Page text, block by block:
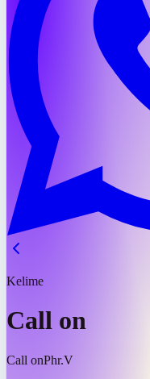
Kelime
Call on
Call onPhr.V